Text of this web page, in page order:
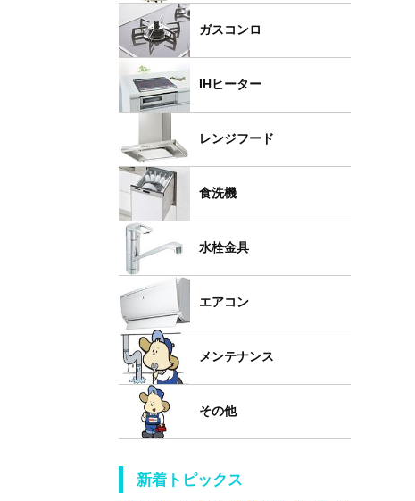
ガスコンロ
IHヒーター
レンジフード
食洗機
水栓金具
エアコン
メンテナンス
その他
新着トピックス